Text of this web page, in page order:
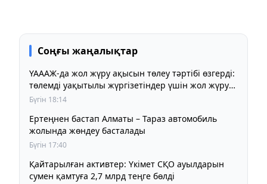
Соңғы жаңалықтар
ҮАААЖ-да жол жүру ақысын төлеу тәртібі өзгерді:
төлемді уақытылы жүргізетіндер үшін жол жүру
құны бұрынғы деңгейде сақталады
Бүгін 18:14
Ертеңнен бастап Алматы – Тараз автомобиль
жолында жөндеу басталады
Бүгін 17:40
Қайтарылған активтер: Үкімет СҚО ауылдарын
сумен қамтуға 2,7 млрд теңге бөлді